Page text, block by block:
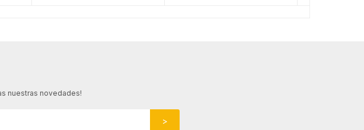
nuestras novedades!